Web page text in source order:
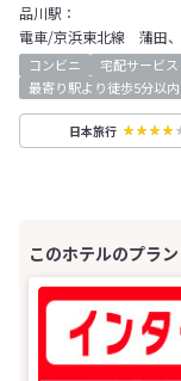
品川駅：
電車/京浜東北線 蒲田
コンビニ 宅配サービス
最寄り駅より徒歩5分以内
日本旅行